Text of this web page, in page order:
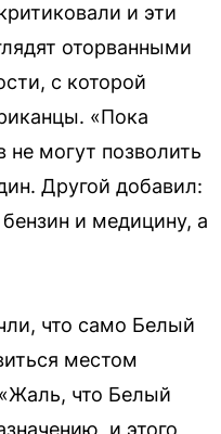
и эти
оторванными
с которой
«Пока
могут позволить
Другой добавил:
и медицину, а
что само Белый
местом
что Белый
и этого